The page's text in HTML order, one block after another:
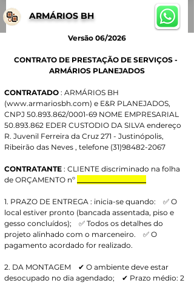
ARMÁRIOS BH
Versão 06/2026
CONTRATO DE PRESTAÇÃO DE SERVIÇOS -
ARMÁRIOS PLANEJADOS
CONTRATADO : ARMÁRIOS BH
(www.armariosbh.com) e E&R PLANEJADOS,
CNPJ 50.893.862/0001-69 NOME EMPRESARIAL
50.893.862 EDER CUSTODIO DA SILVA endereço
R. Juvenil Ferreira da Cruz 271 - Justinópolis,
Ribeirão das Neves , telefone (31)98482-2067
CONTRATANTE : CLIENTE discriminado na folha
de ORÇAMENTO nº
1. PRAZO DE ENTREGA : inicia-se quando:    ✅ O
local estiver pronto (bancada assentada, piso e
gesso concluídos);    ✅ Todos os detalhes do
projeto alinhado com o marceneiro.    ✅ O
pagamento acordado for realizado.
2. DA MONTAGEM    ✔ O ambiente deve estar
desocupado no dia agendado;    ✔ Prazo médio: 2